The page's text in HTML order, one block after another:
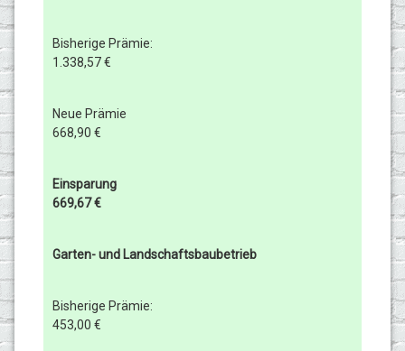
Bisherige Prämie:
1.338,57 €
Neue Prämie
668,90 €
Einsparung
669,67 €
Garten- und Landschaftsbaubetrieb
Bisherige Prämie:
453,00 €